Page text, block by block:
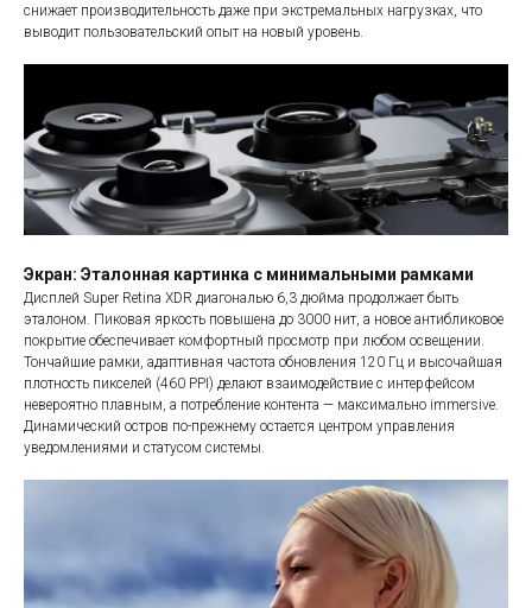
снижает производительность даже при экстремальных нагрузках, что
выводит пользовательский опыт на новый уровень.
Экран: Эталонная картинка с минимальными рамками
Дисплей Super Retina XDR диагональю 6,3 дюйма продолжает быть
эталоном. Пиковая яркость повышена до 3000 нит, а новое антибликовое
покрытие обеспечивает комфортный просмотр при любом освещении.
Тончайшие рамки, адаптивная частота обновления 120 Гц и высочайшая
плотность пикселей (460 PPI) делают взаимодействие с интерфейсом
невероятно плавным, а потребление контента — максимально immersive.
Динамический остров по-прежнему остается центром управления
уведомлениями и статусом системы.